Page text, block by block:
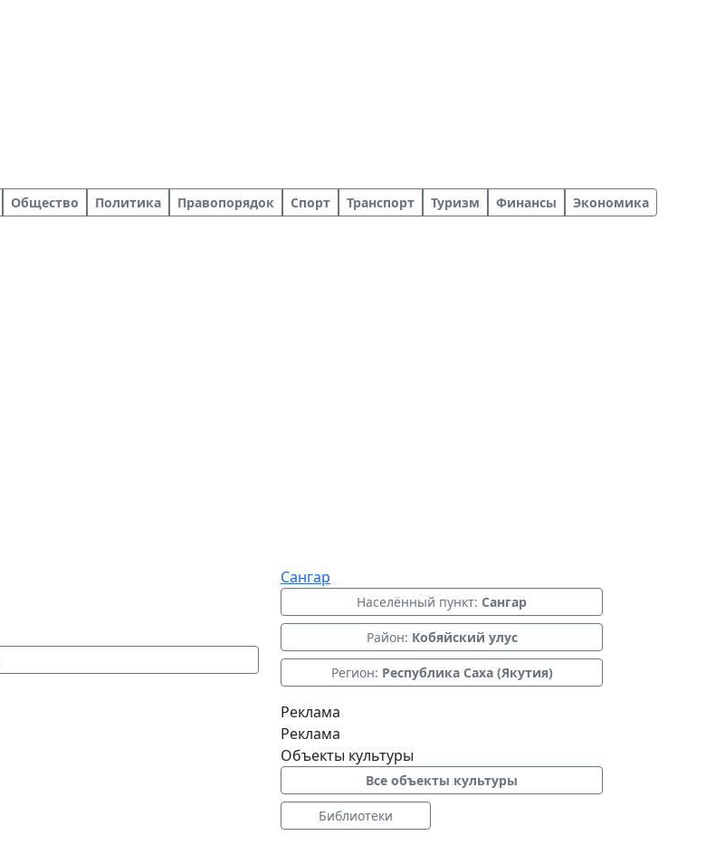
Общество Политика Правопорядок Спорт Транспорт Туризм Финансы
Экономика
Сангар
Населённый пункт: Сангар
Район: Кобяйский улус
Регион: Республика Саха (Якутия)
Реклама
Реклама
Объекты культуры
Все объекты культуры
Библиотеки